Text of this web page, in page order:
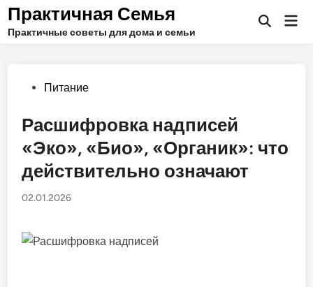
Перейти
содержимому
Практичная Семья
Практичные советы для дома и семьи
Открыть
Опубликовано
Питание
Расшифровка надписей
«Эко», «Био», «Органик»: что
действительно означают
02.01.2026